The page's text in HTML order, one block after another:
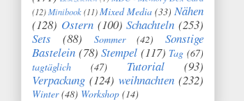
(12)Minibook(11) Mixed Media (33) Nähen
(128) Ostern (100) Schachteln (253)
Sets
(88) Sommer (42)
Sonstige
Bastelein (78) Stempel (117) Tag (67)
tagtäglich
(47) Tutorial
(93)
Verpackung (124) weihnachten (232)
Winter (48) Workshop (14)